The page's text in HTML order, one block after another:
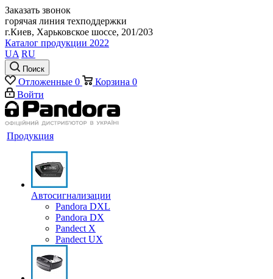
Заказать звонок
горячая линия техподдержки
г.Киев, Харьковское шоссе, 201/203
Каталог продукции 2022
UA RU
Поиск
Отложенные 0 Корзина 0
Войти
Продукция
Автосигнализации
Pandora DXL
Pandora DX
Pandect X
Pandect UX